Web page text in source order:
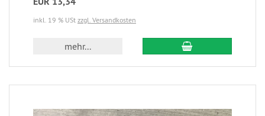
inkl. 19 % USt zzgl. Versandkosten
mehr...